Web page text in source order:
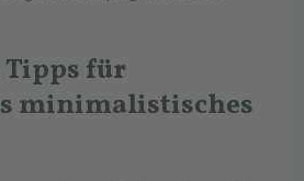
für
minimalistisches